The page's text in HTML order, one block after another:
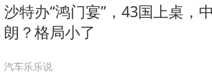
沙特办“鸿门宴”，43国上桌，
朗？格局小了
汽车乐乐说